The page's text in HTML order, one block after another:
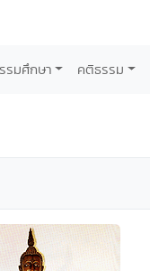
รมศึกษา คติธรรม